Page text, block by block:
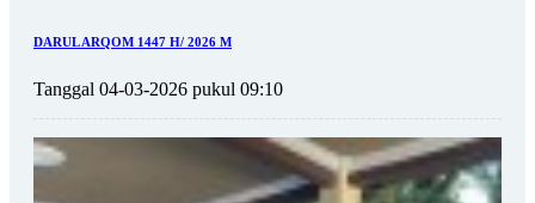
DARUL ARQOM 1447 H/ 2026 M
Tanggal 04-03-2026 pukul 09:10